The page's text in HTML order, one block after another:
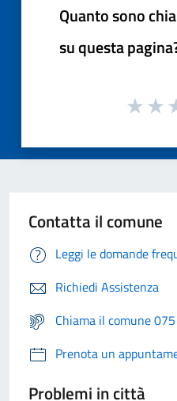
Quanto sono
su questa
Contatta il comune
Leggi le domande
Richiedi Assistenza
Chiama il comune
Prenota un
Problemi in città